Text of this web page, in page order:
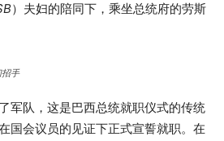
）夫妇的陪同下，乘坐总统府的劳斯
手
军队，这是巴西总统就职仪式的传统
国会议员的见证下正式宣誓就职。在